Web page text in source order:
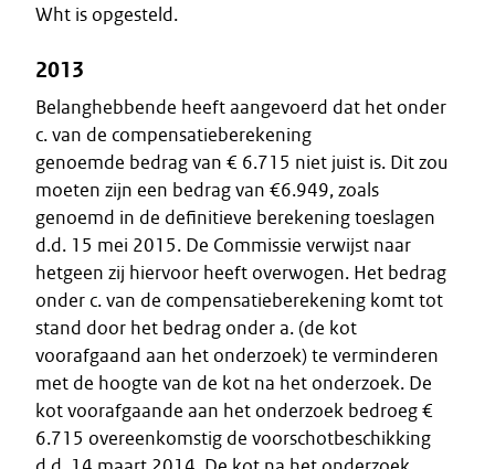
Wht is opgesteld.
2013
Belanghebbende heeft aangevoerd dat het onder
c. van de compensatieberekening
genoemde bedrag van € 6.715 niet juist is. Dit zou
moeten zijn een bedrag van €6.949, zoals
genoemd in de definitieve berekening toeslagen
d.d. 15 mei 2015. De Commissie verwijst naar
hetgeen zij hiervoor heeft overwogen. Het bedrag
onder c. van de compensatieberekening komt tot
stand door het bedrag onder a. (de kot
voorafgaand aan het onderzoek) te verminderen
met de hoogte van de kot na het onderzoek. De
kot voorafgaande aan het onderzoek bedroeg €
6.715 overeenkomstig de voorschotbeschikking